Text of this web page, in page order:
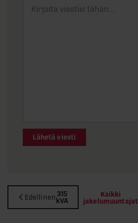
Lähetä viesti
Edellinen 315
kVA
Kaikki
jakelumuuntajat